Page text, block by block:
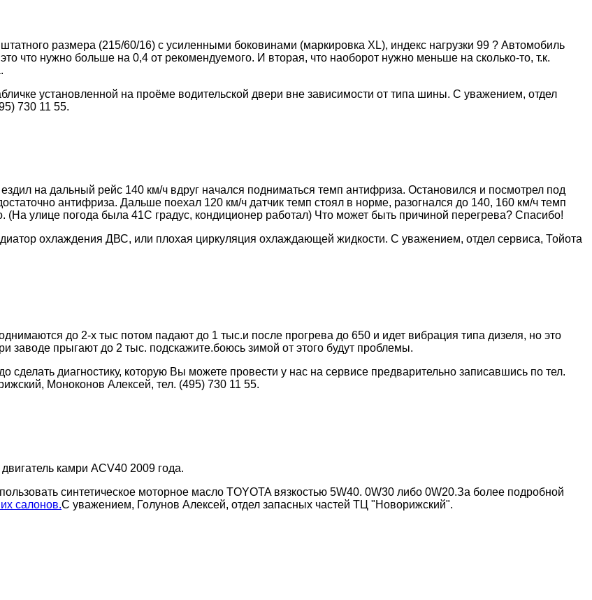
размера (215/60/16) с усиленными боковинами (маркировка XL), индекс нагрузки 99 ? Автомобиль
что нужно больше на 0,4 от рекомендуемого. И вторая, что наоборот нужно меньше на сколько-то, т.к.
установленной на проёме водительской двери вне зависимости от типа шины. С уважением, отдел
730 11 55.
на дальный рейс 140 км/ч вдруг начался подниматься темп антифриза. Остановился и посмотрел под
антифриза. Дальше поехал 120 км/ч датчик темп стоял в норме, разогнался до 140, 160 км/ч темп
(На улице погода была 41С градус, кондиционер работал) Что может быть причиной перегрева? Спасибо!
охлаждения ДВС, или плохая циркуляция охлаждающей жидкости. С уважением, отдел сервиса, Тойота
до 2-х тыс потом падают до 1 тыс.и после прогрева до 650 и идет вибрация типа дизеля, но это
заводе прыгают до 2 тыс. подскажите.боюсь зимой от этого будут проблемы.
диагностику, которую Вы можете провести у нас на сервисе предварительно записавшись по тел.
Моноконов Алексей, тел. (495) 730 11 55.
камри ACV40 2009 года.
синтетическое моторное масло TOYOTA вязкостью 5W40. 0W30 либо 0W20.За более подробной
салонов.С уважением, Голунов Алексей, отдел запасных частей ТЦ "Новорижский".